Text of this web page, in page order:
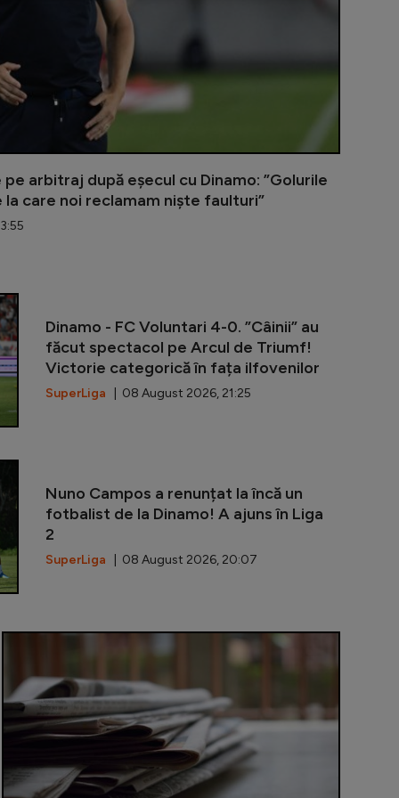
arbitraj după eșecul cu Dinamo: ”Golurile
care noi reclamam niște faulturi”
Dinamo - FC Voluntari 4-0. ”Câinii” au
făcut spectacol pe Arcul de Triumf!
Victorie categorică în fața ilfovenilor
SuperLiga | 08 August 2026, 21:25
Nuno Campos a renunțat la încă un
fotbalist de la Dinamo! A ajuns în Liga
2
SuperLiga | 08 August 2026, 20:07
3 digitalizează relația cu contribuabilii: portal online